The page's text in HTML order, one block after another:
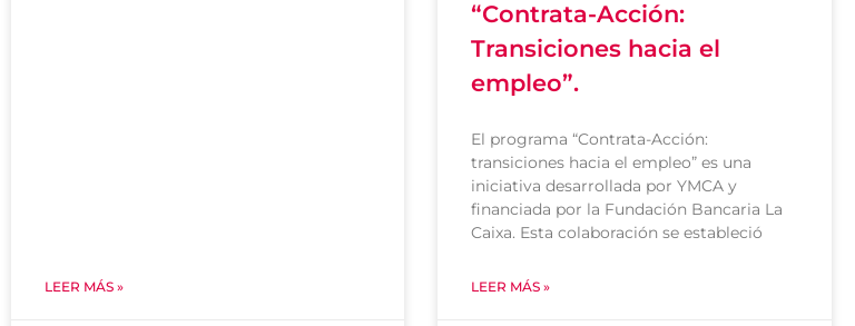
LEER MÁS »
“Contrata-Acción:
Transiciones hacia el
empleo”.
El programa “Contrata-Acción:
transiciones hacia el empleo” es una
iniciativa desarrollada por YMCA y
financiada por la Fundación Bancaria La
Caixa. Esta colaboración se estableció
LEER MÁS »